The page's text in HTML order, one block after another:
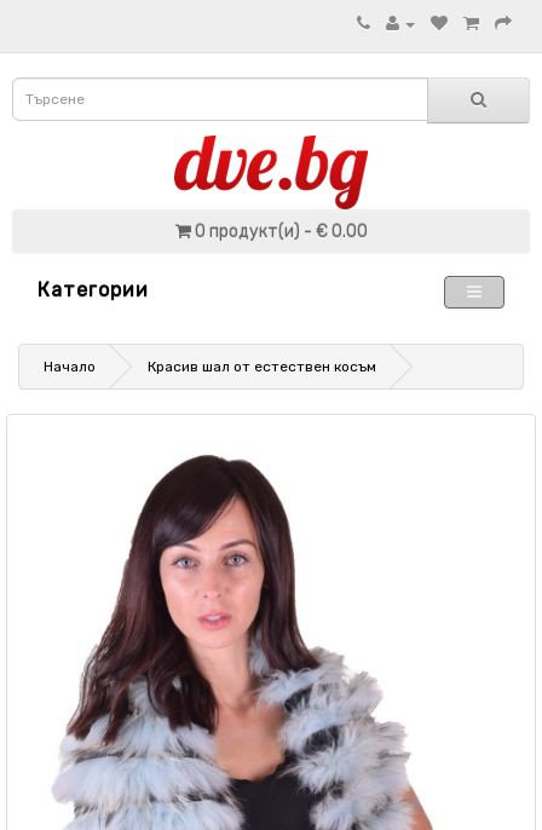
0 продукт(и) - € 0.00
Категории
Начало Красив шал от естествен косъм